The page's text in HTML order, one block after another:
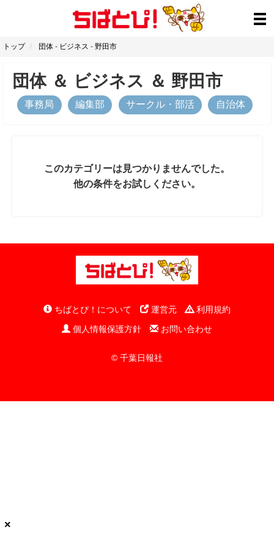
トップ 団体 - ビジネス - 野田市
団体＆ ビジネス ＆ 野田市
事務局 編集部 サークル・部活 自治体
このカテゴリーは見つかりませんでした。
他の条件をお試しください。
ちばとぴ！について 運営元
利用規約
個人情報保護方針
お問い合わせ
© 千葉日報社
×